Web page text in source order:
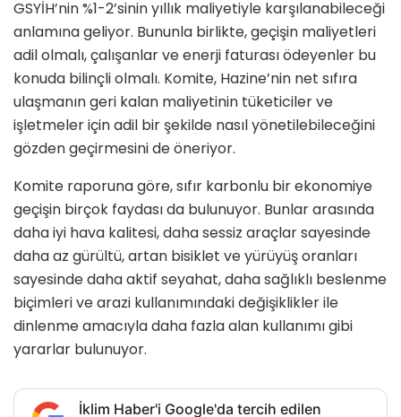
GSYİH’nin %1-2’sinin yıllık maliyetiyle karşılanabileceği
anlamına geliyor. Bununla birlikte, geçişin maliyetleri
adil olmalı, çalışanlar ve enerji faturası ödeyenler bu
konuda bilinçli olmalı. Komite, Hazine’nin net sıfıra
ulaşmanın geri kalan maliyetinin tüketiciler ve
işletmeler için adil bir şekilde nasıl yönetilebileceğini
gözden geçirmesini de öneriyor.
Komite raporuna göre, sıfır karbonlu bir ekonomiye
geçişin birçok faydası da bulunuyor. Bunlar arasında
daha iyi hava kalitesi, daha sessiz araçlar sayesinde
daha az gürültü, artan bisiklet ve yürüyüş oranları
sayesinde daha aktif seyahat, daha sağlıklı beslenme
biçimleri ve arazi kullanımındaki değişiklikler ile
dinlenme amacıyla daha fazla alan kullanımı gibi
yararlar bulunuyor.
İklim Haber'i Google'da tercih edilen